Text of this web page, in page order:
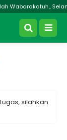
Wabarakatuh.,
silahkan